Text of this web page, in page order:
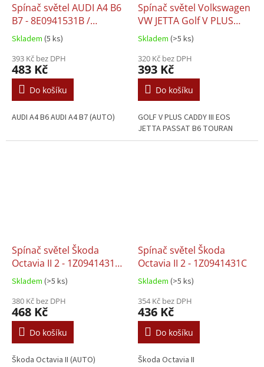
Spínač světel AUDI A4 B6
B7 - 8E0941531B /
8E0941531B5PR
Skladem (5 ks)
393 Kč bez DPH
483 Kč
Do košíku
AUDI A4 B6 AUDI A4 B7 (AUTO)
Spínač světel Volkswagen
VW JETTA Golf V PLUS
Passat B6 Touran Eos
Caddy - 1K0941431Q
Skladem (>5 ks)
320 Kč bez DPH
393 Kč
Do košíku
GOLF V PLUS CADDY III EOS
JETTA PASSAT B6 TOURAN
Spínač světel Škoda
Octavia II 2 - 1Z0941431C
(AUTO)
Skladem (>5 ks)
380 Kč bez DPH
468 Kč
Do košíku
Škoda Octavia II (AUTO)
Spínač světel Škoda
Octavia II 2 - 1Z0941431C
Skladem (>5 ks)
354 Kč bez DPH
436 Kč
Do košíku
Škoda Octavia II